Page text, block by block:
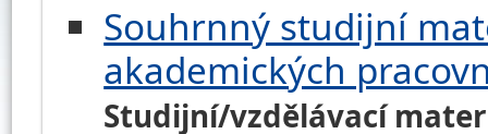
Souhrnný studijní
akademických
Studijní/vzdělávací